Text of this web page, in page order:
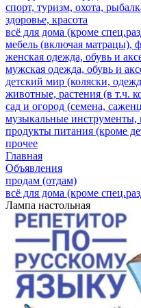
спорт, туризм, охота,
здоровье, красота
всё для дома (кроме
мебель (включая матрацы),
женская одежда, обувь и
мужская одежда, обувь и
детский мир (коляски,
животные, растения (в т.ч.
сад и огород (семена,
музыкальные
продукты питания (кроме
прочее
Главная
Объявления
продам (отдам)
всё для дома (кроме
Лампа настольная